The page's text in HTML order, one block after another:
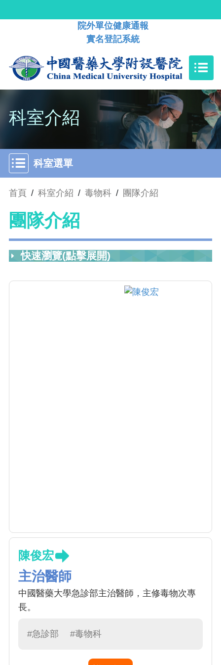
院外單位健康通報
實名登記系統
科室介紹
科室選單
首頁 / 科室介紹 / 毒物科 / 團隊介紹
團隊介紹
快速瀏覽(點擊展開)
陳俊宏
主治醫師
中國醫藥大學急診部主治醫師，主修毒物次專
長。
#急診部 #毒物科